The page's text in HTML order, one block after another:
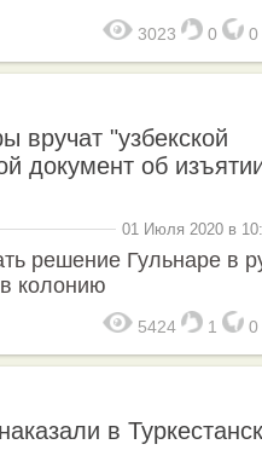
3023 0 0
вручат "узбекской
документ об
01 Июля 2020 в
решение Гульнаре в
колонию
5424 1 0
в